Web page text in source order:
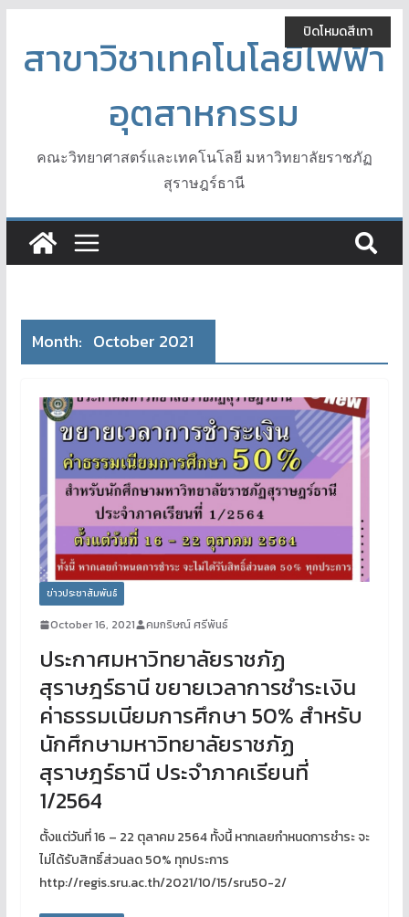
content
สาขาวิชาเทคโนโลยีไฟฟ้า
อุตสาหกรรม
คณะวิทยาศาสตร์และเทคโนโลยี มหาวิทยาลัยราชภัฏ
สุราษฎร์ธานี
Month: October 2021
ข่าวประชาสัมพันธ์
October 16, 2021 คมกริษณ์ ศรีพันธ์
ประกาศมหาวิทยาลัยราชภัฏ
สุราษฎร์ธานี ขยายเวลาการชำระเงิน
ค่าธรรมเนียมการศึกษา 50% สำหรับ
นักศึกษามหาวิทยาลัยราชภัฏ
สุราษฎร์ธานี ประจำภาคเรียนที่
1/2564
ตั้งแต่วันที่ 16 – 22 ตุลาคม 2564 ทั้งนี้ หากเลยกำหนดการชำระ จะ
ไม่ได้รับสิทธิ์ส่วนลด 50% ทุกประการ
http://regis.sru.ac.th/2021/10/15/sru50-2/
ปิดโหมดสีเทา